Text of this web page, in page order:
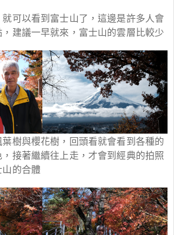
可以看到富士山了，這邊是許多人會
建議一早就來，富士山的雲層比較少
樹與櫻花樹，回頭看就會看到各種的
接著繼續往上走，才會到經典的拍照
的合體